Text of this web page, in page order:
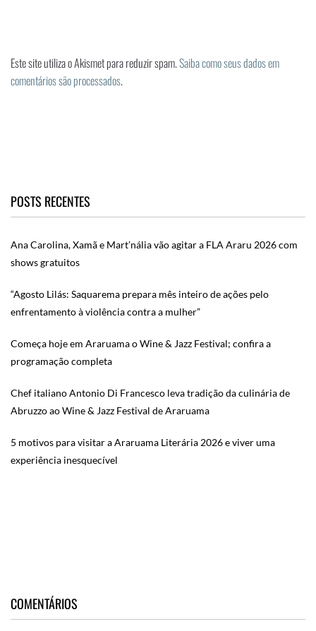
Este site utiliza o Akismet para reduzir spam.Saiba como seus dados em
comentários são processados.
POSTS RECENTES
Ana Carolina, Xamã e Mart’nália vão agitar a FLA Araru 2026 com
shows gratuitos
“Agosto Lilás: Saquarema prepara mês inteiro de ações pelo
enfrentamento à violência contra a mulher”
Começa hoje em Araruama o Wine & Jazz Festival; confira a
programação completa
Chef italiano Antonio Di Francesco leva tradição da culinária de
Abruzzo ao Wine & Jazz Festival de Araruama
5 motivos para visitar a Araruama Literária 2026 e viver uma
experiência inesquecível
COMENTÁRIOS